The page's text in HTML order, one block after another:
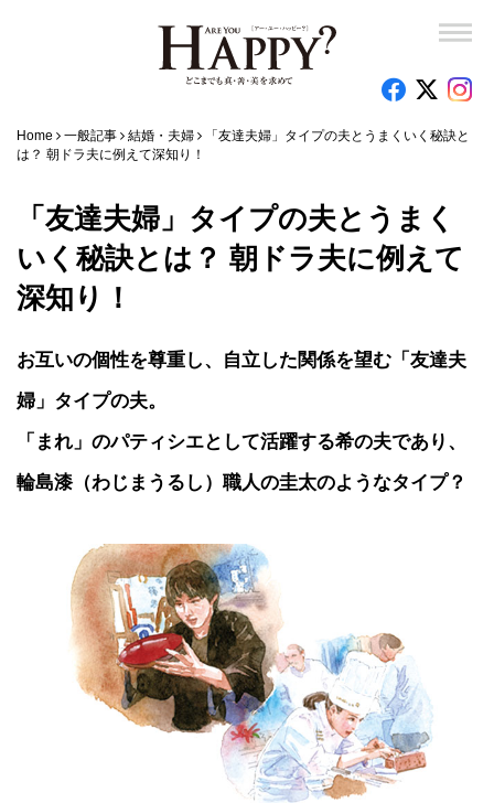
Home 一般記事 結婚・夫婦
「友達夫婦」タイプの夫とうまくいく秘訣と
は？ 朝ドラ夫に例えて深知り！
「友達夫婦」タイプの夫とうまく
いく秘訣とは？ 朝ドラ夫に例えて
深知り！
お互いの個性を尊重し、自立した関係を望む「友達夫
婦」タイプの夫。
「まれ」のパティシエとして活躍する希の夫であり、
輪島漆（わじまうるし）職人の圭太のようなタイプ？